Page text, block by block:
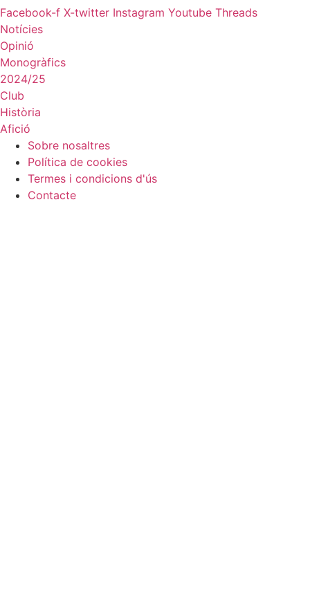
Facebook-f X-twitter Instagram Youtube Threads
Notícies
Opinió
Monogràfics
2024/25
Club
Història
Afició
Sobre nosaltres
Política de cookies
Termes i condicions d'ús
Contacte